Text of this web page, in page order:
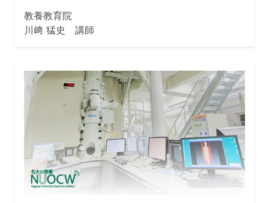
教養教育院
川﨑 猛史 講師